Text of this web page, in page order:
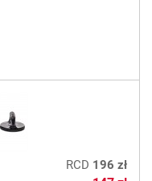
RCD 196 zł